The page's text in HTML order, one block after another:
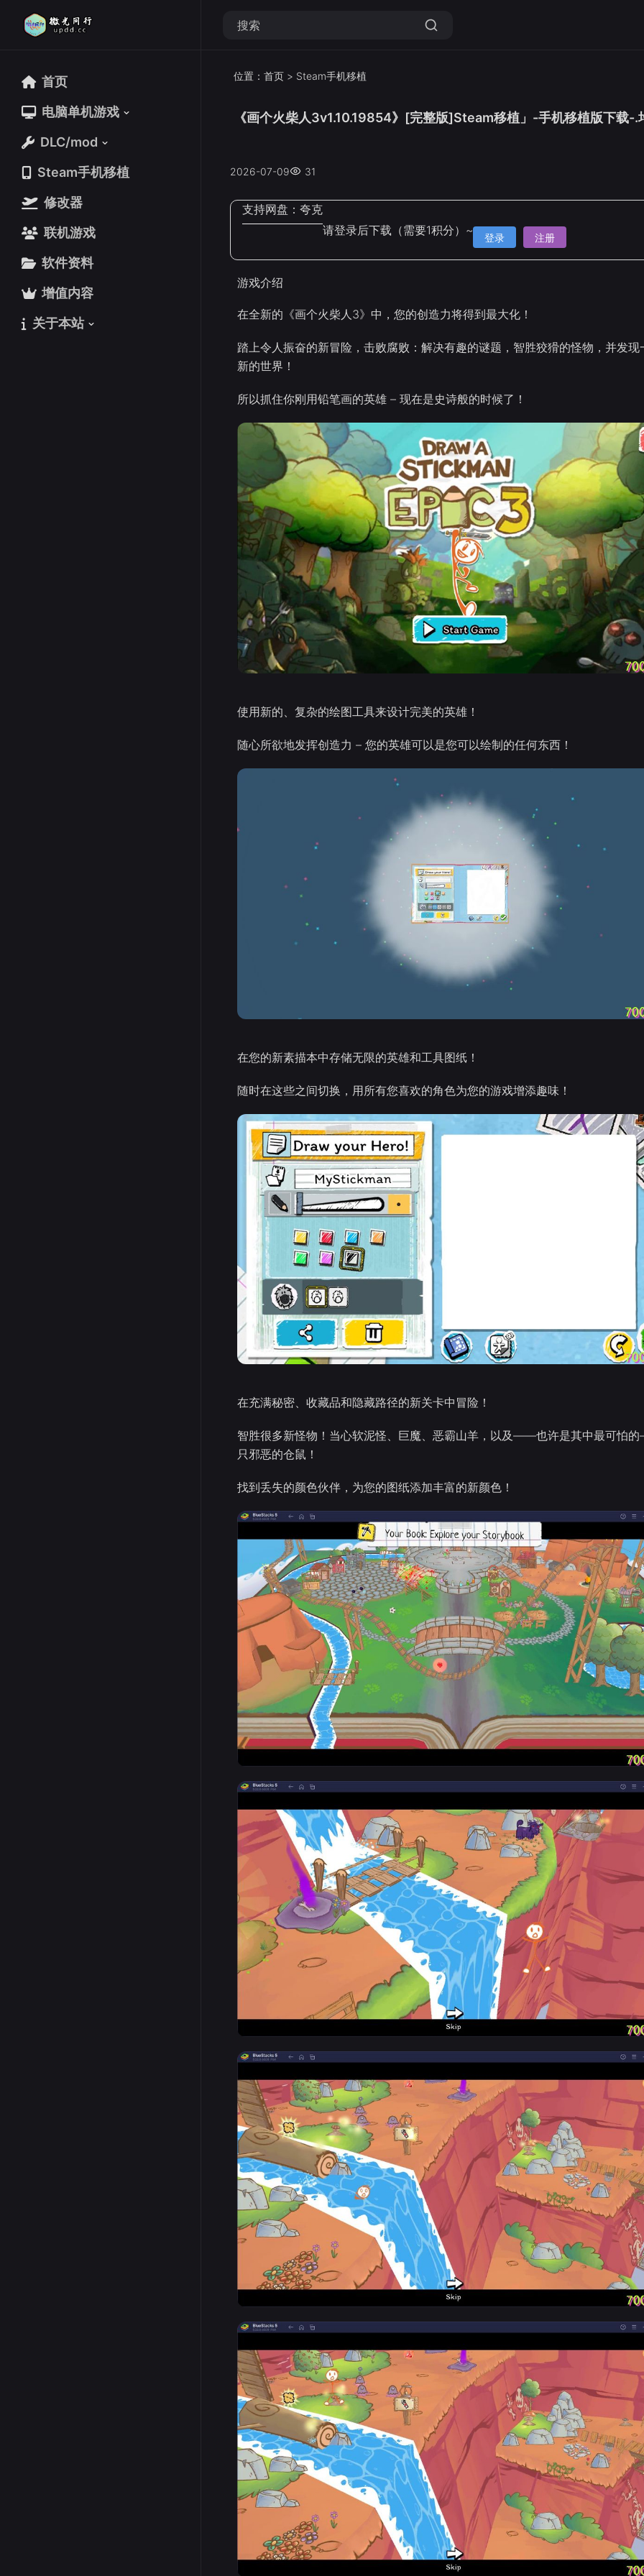
首页
电脑单机游戏
DLC/mod
Steam手机移植
修改器
联机游戏
软件资料
增值内容
关于本站
首页
电脑单机游戏
DLC/mod
Steam手机移植
修改器
联机游戏
软件资料
增值内容
关于本站
位置： 首页 > Steam手机移植
《画个火柴人3v1.10.19854》[完整版]Steam移植」-手机移植版下载-.
2026-07-09 31
支持网盘： 夸克
请登录后下载（需要1积分）~
登录 注册
游戏介绍
在全新的《画个火柴人3》中，您的创造力将得到最大化！
踏上令人振奋的新冒险，击败腐败：解决有趣的谜题，智胜狡猾的怪物，并发现
新的世界！
所以抓住你刚用铅笔画的英雄 – 现在是史诗般的时候了！
使用新的、复杂的绘图工具来设计完美的英雄！
随心所欲地发挥创造力 – 您的英雄可以是您可以绘制的任何东西！
在您的新素描本中存储无限的英雄和工具图纸！
随时在这些之间切换，用所有您喜欢的角色为您的游戏增添趣味！
在充满秘密、收藏品和隐藏路径的新关卡中冒险！
智胜很多新怪物！当心软泥怪、巨魔、恶霸山羊，以及——也许是其中最可怕
只邪恶的仓鼠！
找到丢失的颜色伙伴，为您的图纸添加丰富的新颜色！